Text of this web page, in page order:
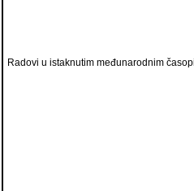
Radovi u istaknutim međunarodnim